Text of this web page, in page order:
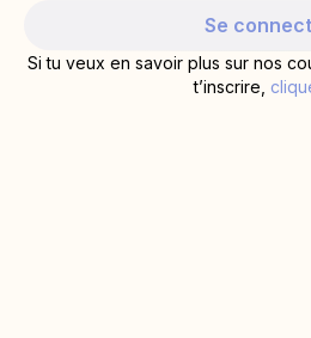
Se
Si tu veux en savoir plus sur nos
t’inscrire,